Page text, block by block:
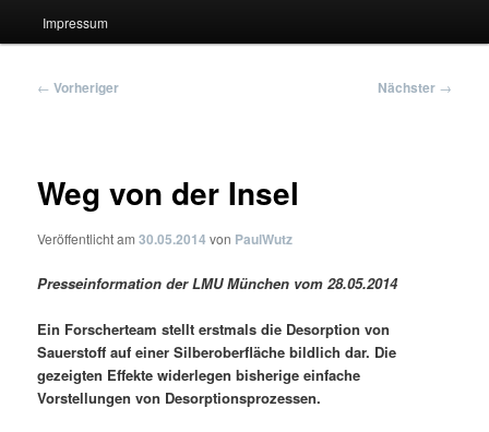
Impressum
Beitragsnavigation
← Vorheriger Nächster →
Weg von der Insel
Veröffentlicht am30.05.2014 von PaulWutz
Presseinformation der LMU München vom 28.05.2014
Ein Forscherteam stellt erstmals die Desorption von
Sauerstoff auf einer Silberoberfläche bildlich dar. Die
gezeigten Effekte widerlegen bisherige einfache
Vorstellungen von Desorptionsprozessen.